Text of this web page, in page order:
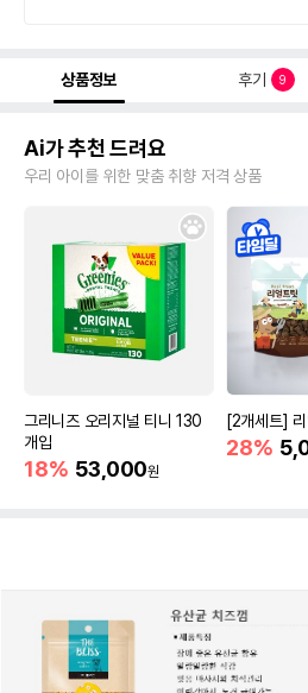
상품정보 후기 9
Ai가 추천 드려요
우리 아이를 위한 맞춤 취향 저격 상품
그리니즈 오리지널 티니 130
개입
18% 53,000원
[2개세트]
28%